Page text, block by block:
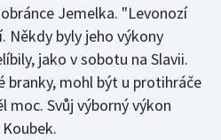
Jemelka. "Levonozí
Někdy byly jeho výkony
jako v sobotu na Slavii.
branky, mohl být u protihráče
moc. Svůj výborný výkon